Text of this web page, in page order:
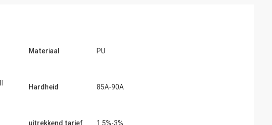
Materiaal PU
Hardheid 85A-90A
uitrekkend tarief 1.5%-3%